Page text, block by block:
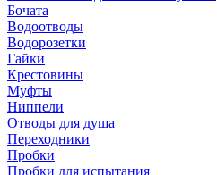
Бочата
Водоотводы
Водорозетки
Гайки
Крестовины
Муфты
Ниппели
Отводы для душа
Переходники
Пробки
Пробки для испытания